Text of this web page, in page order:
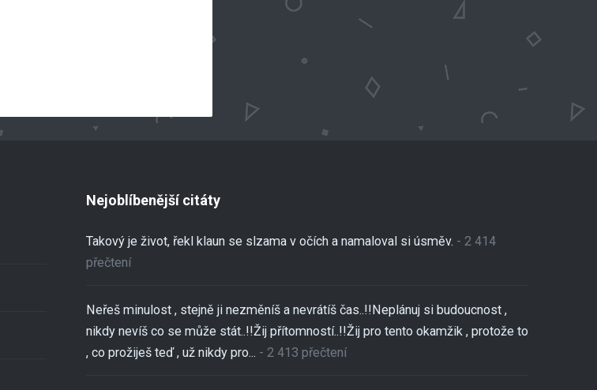
Nejoblíbenější citáty
Takový je život, řekl klaun se slzama v očích a namaloval si úsměv. - 2 414
přečtení
Neřeš minulost , stejně ji nezměníš a nevrátíš čas..!!Neplánuj si budoucnost ,
nikdy nevíš co se může stát..!!Žij přítomností..!!Žij pro tento okamžik , protože to
, co prožiješ teď , už nikdy pro... - 2 413 přečtení